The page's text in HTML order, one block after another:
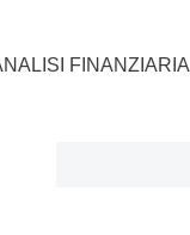
FINANZIARIA